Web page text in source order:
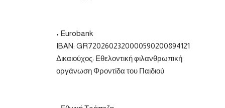
• Eurobank
IBAN: GR7202602320000590200894121
Δικαιούχος: Εθελοντική φιλανθρωπική
οργάνωση Φροντίδα του Παιδιού